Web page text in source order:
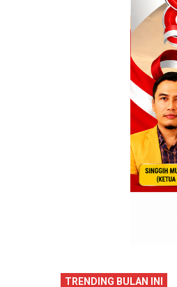
TRENDING BULAN INI
Wonosari 6, LANGKAH KECIL